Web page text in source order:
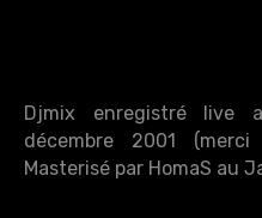
Djmix enregistré live
décembre 2001
Masterisé par HomaS au